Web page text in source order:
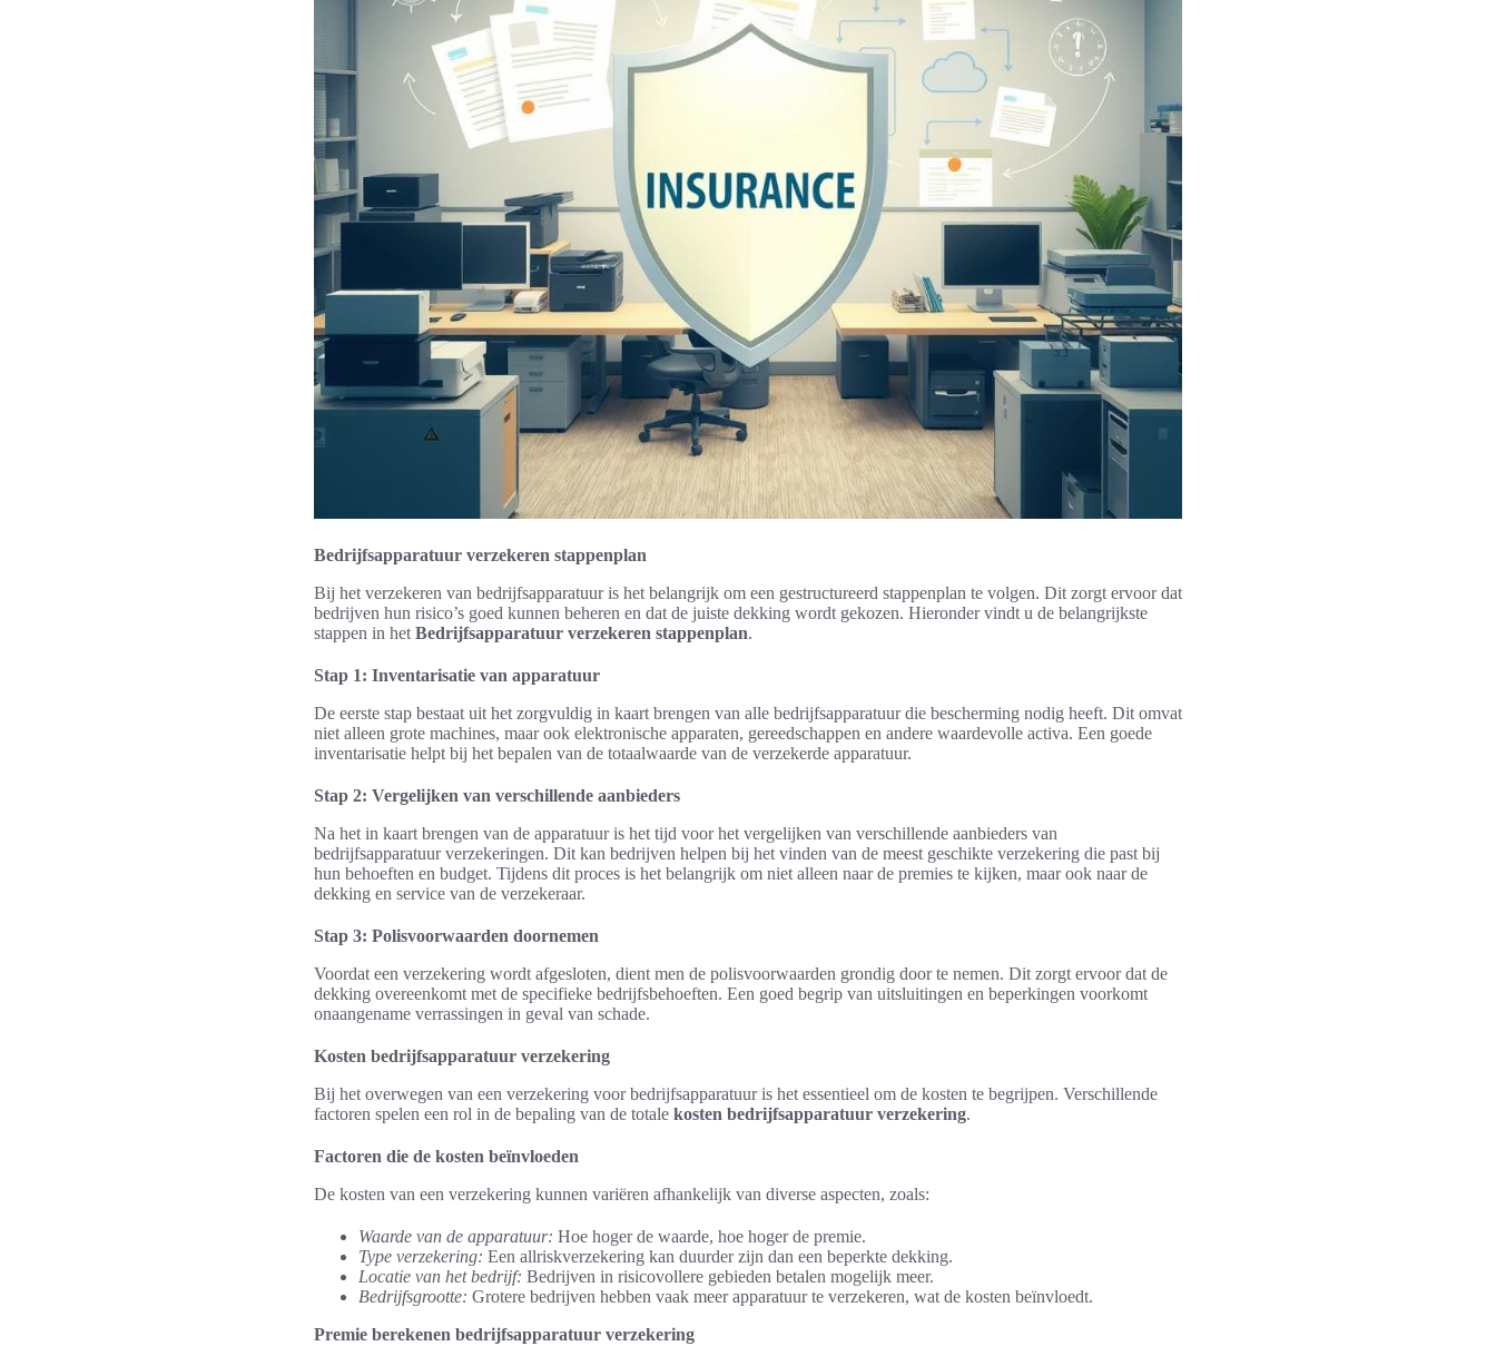
Bedrijfsapparatuur verzekeren stappenplan
Bij het verzekeren van bedrijfsapparatuur is het belangrijk om een gestructureerd stappenplan te volgen. Dit zorgt ervoor dat
bedrijven hun risico’s goed kunnen beheren en dat de juiste dekking wordt gekozen. Hieronder vindt u de belangrijkste
stappen in het Bedrijfsapparatuur verzekeren stappenplan.
Stap 1: Inventarisatie van apparatuur
De eerste stap bestaat uit het zorgvuldig in kaart brengen van alle bedrijfsapparatuur die bescherming nodig heeft. Dit omvat
niet alleen grote machines, maar ook elektronische apparaten, gereedschappen en andere waardevolle activa. Een goede
inventarisatie helpt bij het bepalen van de totaalwaarde van de verzekerde apparatuur.
Stap 2: Vergelijken van verschillende aanbieders
Na het in kaart brengen van de apparatuur is het tijd voor het vergelijken van verschillende aanbieders van
bedrijfsapparatuur verzekeringen. Dit kan bedrijven helpen bij het vinden van de meest geschikte verzekering die past bij
hun behoeften en budget. Tijdens dit proces is het belangrijk om niet alleen naar de premies te kijken, maar ook naar de
dekking en service van de verzekeraar.
Stap 3: Polisvoorwaarden doornemen
Voordat een verzekering wordt afgesloten, dient men de polisvoorwaarden grondig door te nemen. Dit zorgt ervoor dat de
dekking overeenkomt met de specifieke bedrijfsbehoeften. Een goed begrip van uitsluitingen en beperkingen voorkomt
onaangename verrassingen in geval van schade.
Kosten bedrijfsapparatuur verzekering
Bij het overwegen van een verzekering voor bedrijfsapparatuur is het essentieel om de kosten te begrijpen. Verschillende
factoren spelen een rol in de bepaling van de totale kosten bedrijfsapparatuur verzekering.
Factoren die de kosten beïnvloeden
De kosten van een verzekering kunnen variëren afhankelijk van diverse aspecten, zoals:
Waarde van de apparatuur: Hoe hoger de waarde, hoe hoger de premie.
Type verzekering: Een allriskverzekering kan duurder zijn dan een beperkte dekking.
Locatie van het bedrijf: Bedrijven in risicovollere gebieden betalen mogelijk meer.
Bedrijfsgrootte: Grotere bedrijven hebben vaak meer apparatuur te verzekeren, wat de kosten beïnvloedt.
Premie berekenen bedrijfsapparatuur verzekering